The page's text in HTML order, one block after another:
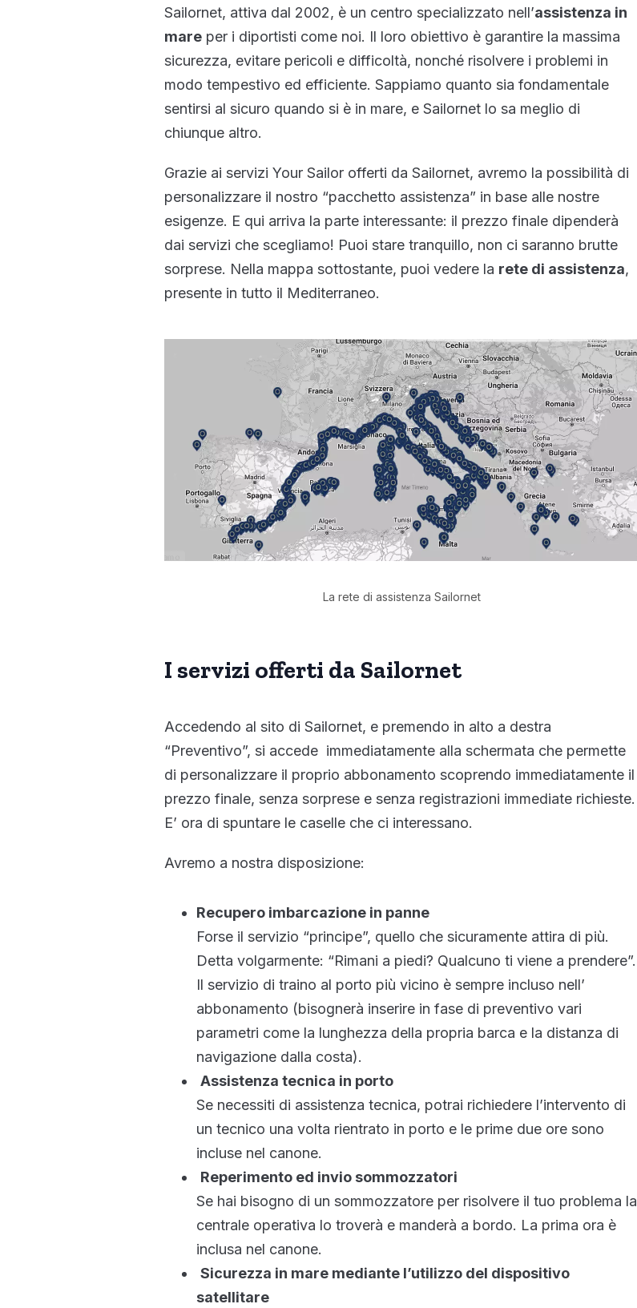
Sailornet, attiva dal 2002, è un centro specializzato nell’assistenza in
mareper i diportisti come noi. Il loro obiettivo è garantire la massima
sicurezza, evitare pericoli e difficoltà, nonché risolvere i problemi in
modo tempestivo ed efficiente. Sappiamo quanto sia fondamentale
sentirsi al sicuro quando si è in mare, e Sailornet lo sa meglio di
chiunque altro.
Grazie ai servizi Your Sailor offerti da Sailornet, avremo la possibilità di
personalizzare il nostro “pacchetto assistenza” in base alle nostre
esigenze. E qui arriva la parte interessante: il prezzo finale dipenderà
dai servizi che scegliamo! Puoi stare tranquillo, non ci saranno brutte
sorprese. Nella mappa sottostante, puoi vedere la rete di assistenza,
presente in tutto il Mediterraneo.
La rete di assistenza Sailornet
I servizi offerti da Sailornet
Accedendo al sito di Sailornet, e premendo in alto a destra
“Preventivo”, si accede immediatamente alla schermata che permette
di personalizzare il proprio abbonamento scoprendo immediatamente il
prezzo finale, senza sorprese e senza registrazioni immediate richieste.
E’ ora di spuntare le caselle che ci interessano.
Avremo a nostra disposizione:
Recupero imbarcazione in panne
Forse il servizio “principe”, quello che sicuramente attira di più.
Detta volgarmente: “Rimani a piedi? Qualcuno ti viene a prendere”.
Il servizio di traino al porto più vicino è sempre incluso nell’
abbonamento (bisognerà inserire in fase di preventivo vari
parametri come la lunghezza della propria barca e la distanza di
navigazione dalla costa).
Assistenza tecnica in porto
Se necessiti di assistenza tecnica, potrai richiedere l’intervento di
un tecnico una volta rientrato in porto e le prime due ore sono
incluse nel canone.
Reperimento ed invio sommozzatori
Se hai bisogno di un sommozzatore per risolvere il tuo problema la
centrale operativa lo troverà e manderà a bordo. La prima ora è
inclusa nel canone.
Sicurezza in mare mediante l’utilizzo del dispositivo
satellitare